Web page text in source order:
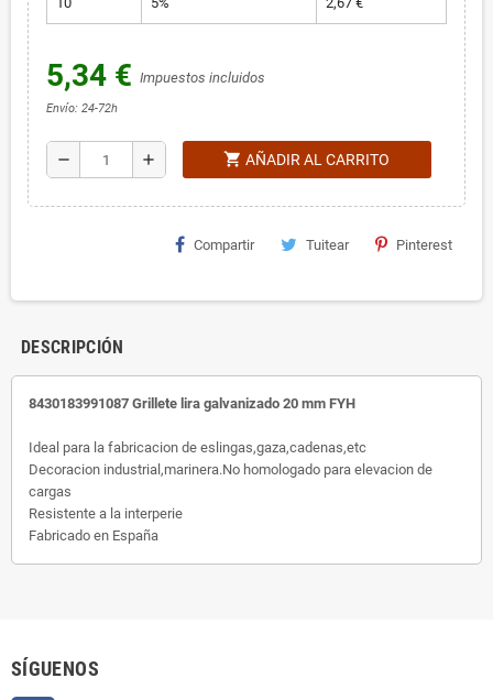
5,34 € Impuestos incluidos
Envío: 24-72h
remove add shopping_cart AÑADIR AL CARRITO
Compartir Tuitear Pinterest
DESCRIPCIÓN
8430183991087 Grillete lira galvanizado 20 mm FYH
Ideal para la fabricacion de eslingas,gaza,cadenas,etc
Decoracion industrial,marinera.No homologado para elevacion de
cargas
Resistente a la interperie
Fabricado en España
SÍGUENOS